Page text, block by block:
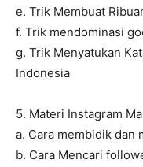
e. Trik Membuat
f. Trik mendominasi
g. Trik Menyatukan
Indonesia
5. Materi Instagram
a. Cara membidik dan
b. Cara Mencari